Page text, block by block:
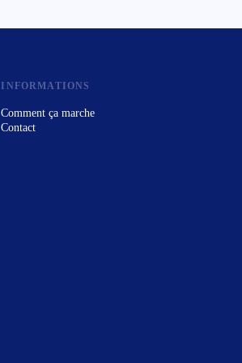
INFORMATIONS
Comment ça marche
Contact